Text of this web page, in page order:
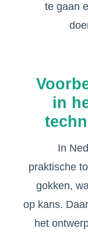
te gaan
in
In
praktische
gokken,
op kans.
het